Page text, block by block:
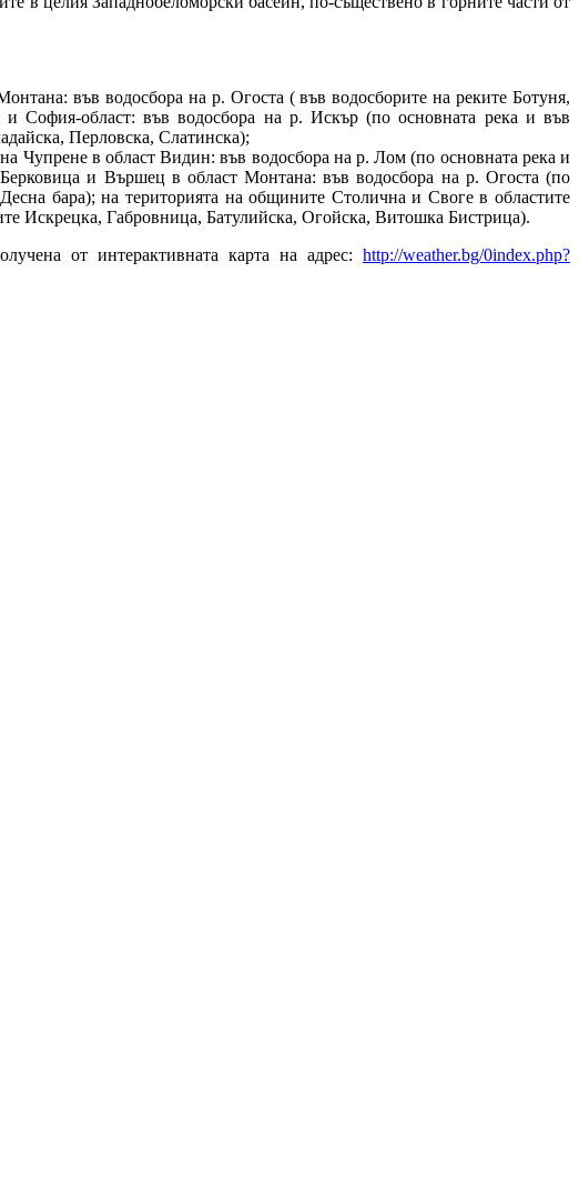
във водосбора на р. Огоста ( във водосборите на реките Ботуня,
София-област: във водосбора на р. Искър (по основната река и във
Перловска, Слатинска);
Чупрене в област Видин: във водосбора на р. Лом (по основната река и
и Вършец в област Монтана: във водосбора на р. Огоста (по
бара); на територията на общините Столична и Своге в областите
Искрецка, Габровница, Батулийска, Огойска, Витошка Бистрица).
от интерактивната карта на адрес: http://weather.bg/0index.php?